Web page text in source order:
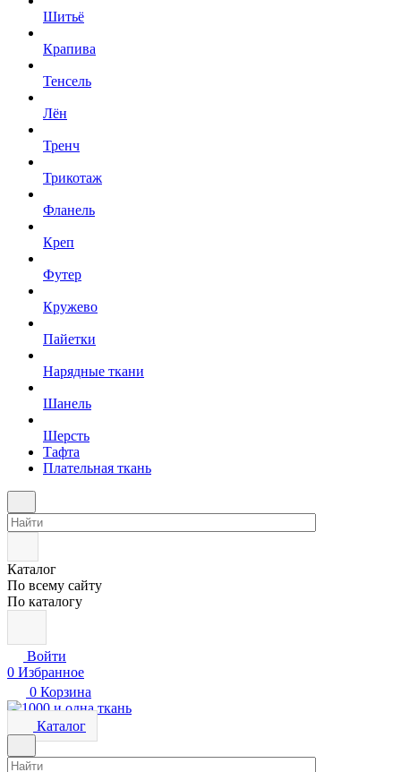
Шитьё
Крапива
Тенсель
Лён
Тренч
Трикотаж
Фланель
Креп
Футер
Кружево
Пайетки
Нарядные ткани
Шанель
Шерсть
Тафта
Плательная ткань
Каталог
По всему сайту
По каталогу
Войти
0 Избранное
0 Корзина
Каталог